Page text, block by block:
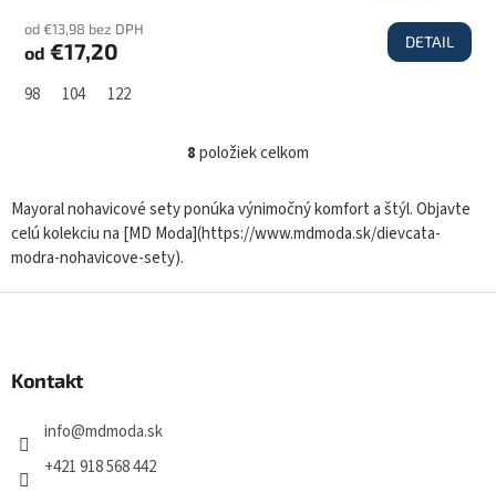
od €13,98 bez DPH
od €17,20 DETAIL
98 104 122
O
l
á
d
c
8položiek celkom
Mayoral nohavicové sety ponúka výnimočný komfort a štýl. Objavte
celú kolekciu na [MD Moda](https://www.mdmoda.sk/dievcata-
modra-nohavicove-sety).
Kontakt
info@mdmoda.sk
+421 918 568 442